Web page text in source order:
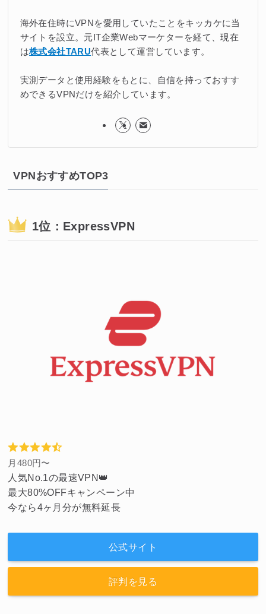
海外在住時にVPNを愛用していたことをキッカケに当
サイトを設立。元IT企業Webマーケターを経て、現在
は株式会社TARU代表として運営しています。
実測データと使用経験をもとに、自信を持っておすす
めできるVPNだけを紹介しています。
VPNおすすめTOP3
1位：ExpressVPN
月480円〜
人気No.1の最速VPN👑
最大80%OFFキャンペーン中
今なら4ヶ月分が無料延長
公式サイト
評判を見る